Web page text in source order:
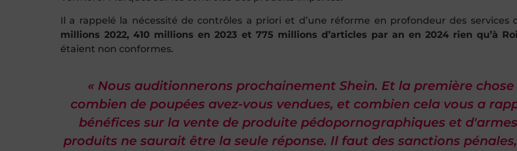
Il a rappelé la nécessité de contrôles a priori et d’une réforme en profondeur des services
millions 2022, 410 millions en 2023 et 775 millions d’articles par an en 2024 rien qu’à
étaient non conformes.
« Nous auditionnerons prochainement Shein. Et la première chose
combien de poupées avez-vous vendues, et combien cela vous a
bénéfices sur la vente de produite pédopornographiques et
produits ne saurait être la seule réponse. Il faut des sanctions